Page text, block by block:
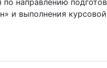
направлению
и выполнения